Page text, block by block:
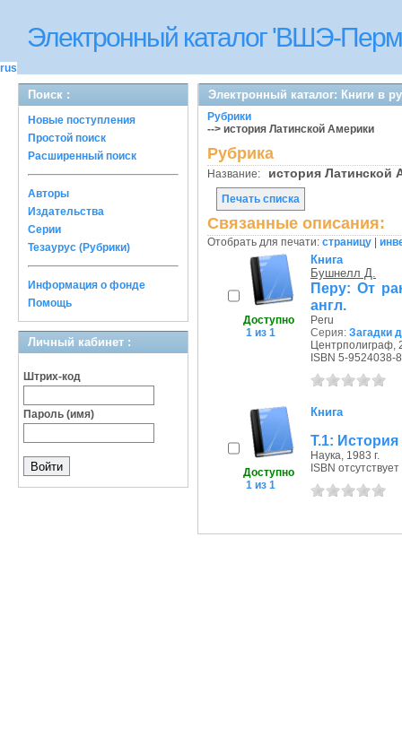
Электронный каталог 'ВШЭ-
rus
Поиск :
Новые поступления
Простой поиск
Расширенный поиск
Авторы
Издательства
Серии
Тезаурус (Рубрики)
Информация о фонде
Помощь
Личный кабинет :
Штрих-код
Пароль (имя)
Электронный каталог: Книги в
Рубрики
--> история Латинской Америки
Рубрика
Название: история
Печать списка
Связанные описания:
Отобрать для печати: страницу
Доступно
1 из 1
Книга
Бушнелл Д.
Перу: От
англ.
Peru
Серия: Загадки
Центрполиграф,
ISBN 5-9524038-
Доступно
1 из 1
Книга
Т.1:
Наука, 1983 г.
ISBN отсутствует